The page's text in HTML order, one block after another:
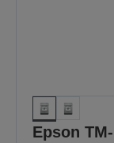
Epson